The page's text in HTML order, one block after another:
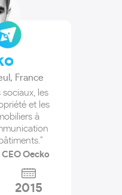
, France
sociaux, les
et les
à
Oecko
2015